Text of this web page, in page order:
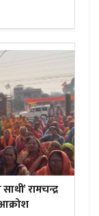
रामचन्द्र